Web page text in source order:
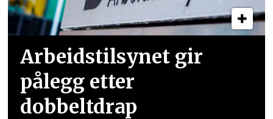
Arbeidstilsynet gir
pålegg etter
dobbeltdrap